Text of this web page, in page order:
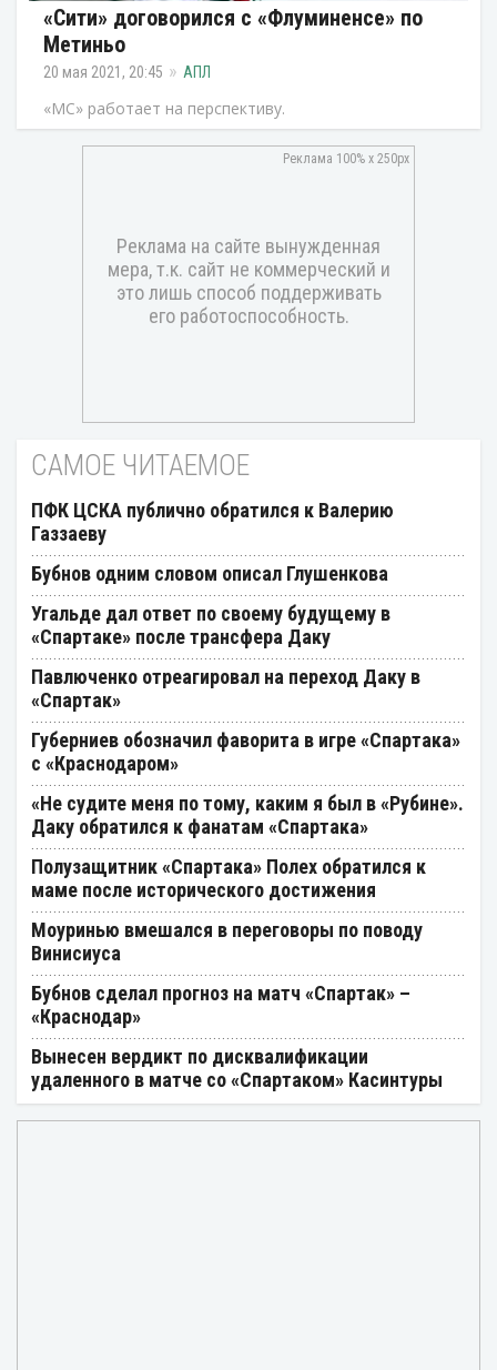
«Сити» договорился с «Флуминенсе» по
Метиньо
20 мая 2021, 20:45 АПЛ
«МС» работает на перспективу.
САМОЕ ЧИТАЕМОЕ
ПФК ЦСКА публично обратился к Валерию
Газзаеву
Бубнов одним словом описал Глушенкова
Угальде дал ответ по своему будущему в
«Спартаке» после трансфера Даку
Павлюченко отреагировал на переход Даку в
«Спартак»
Губерниев обозначил фаворита в игре «Спартака»
с «Краснодаром»
«Не судите меня по тому, каким я был в «Рубине».
Даку обратился к фанатам «Спартака»
Полузащитник «Спартака» Полех обратился к
маме после исторического достижения
Моуринью вмешался в переговоры по поводу
Винисиуса
Бубнов сделал прогноз на матч «Спартак» –
«Краснодар»
Вынесен вердикт по дисквалификации
удаленного в матче со «Спартаком» Касинтуры